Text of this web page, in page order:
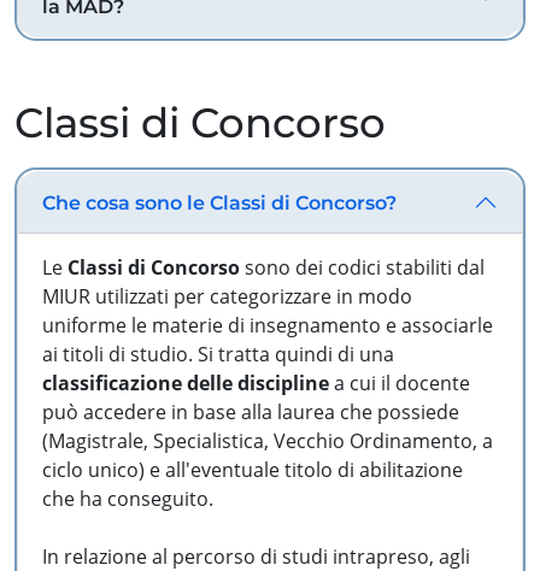
la MAD?
Classi di Concorso
Che cosa sono le Classi di Concorso?
Le Classi di Concorsosono dei codici stabiliti dal
MIUR utilizzati per categorizzare in modo
uniforme le materie di insegnamento e associarle
ai titoli di studio. Si tratta quindi di una
classificazione delle disciplinea cui il docente
può accedere in base alla laurea che possiede
(Magistrale, Specialistica, Vecchio Ordinamento, a
ciclo unico) e all'eventuale titolo di abilitazione
che ha conseguito.
In relazione al percorso di studi intrapreso, agli